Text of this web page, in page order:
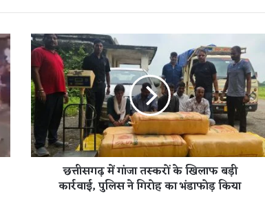
छ
त्ती
स
ग
ढ़
में
गां
जा
त
छत्तीसगढ़ में गांजा तस्करों के खिलाफ बड़ी
कार्रवाई, पुलिस ने गिरोह का भंडाफोड़ किया